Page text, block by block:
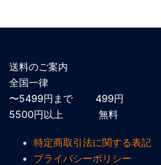
送料のご案内
全国一律
〜5499円まで 499円
5500円以上 無料
特定商取引法に関する表記
プライバシーポリシー